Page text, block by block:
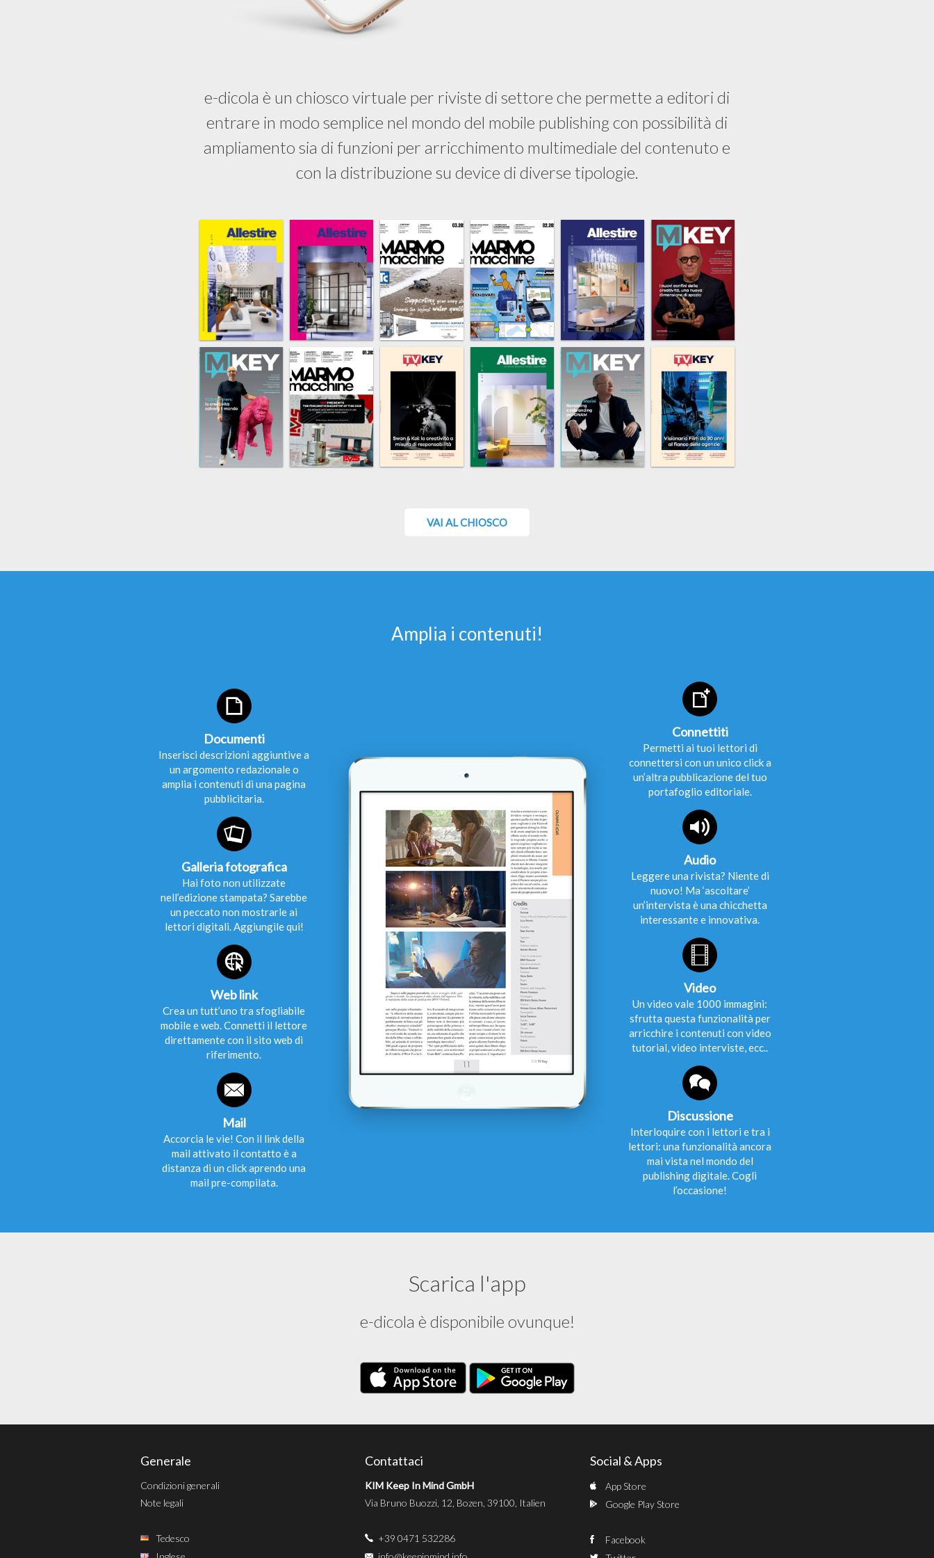
e-dicola è un chiosco virtuale per riviste di settore che permette a editori di
entrare in modo semplice nel mondo del mobile publishing con possibilità di
ampliamento sia di funzioni per arricchimento multimediale del contenuto e
con la distribuzione su device di diverse tipologie.
VAI AL CHIOSCO
Amplia i contenuti!
Documenti
Inserisci descrizioni aggiuntive a
un argomento redazionale o
amplia i contenuti di una pagina
pubblicitaria.
Galleria fotografica
Hai foto non utilizzate
nell’edizione stampata? Sarebbe
un peccato non mostrarle ai
lettori digitali. Aggiungile qui!
Web link
Crea un tutt’uno tra sfogliabile
mobile e web. Connetti il lettore
direttamente con il sito web di
riferimento.
Mail
Accorcia le vie! Con il link della
mail attivato il contatto è a
distanza di un click aprendo una
mail pre-compilata.
Connettiti
Permetti ai tuoi lettori di
connettersi con un unico click a
un’altra pubblicazione del tuo
portafoglio editoriale.
Audio
Leggere una rivista? Niente di
nuovo! Ma ‘ascoltare’
un’intervista è una chicchetta
interessante e innovativa.
Video
Un video vale 1000 immagini:
sfrutta questa funzionalità per
arricchire i contenuti con video
tutorial, video interviste, ecc..
Discussione
Interloquire con i lettori e tra i
lettori: una funzionalità ancora
mai vista nel mondo del
publishing digitale. Cogli
l’occasione!
Scarica l'app
e-dicola è disponibile ovunque!
Generale
Condizioni generali
Note legali
Tedesco
Contattaci
KIM Keep In Mind GmbH
Via Bruno Buozzi, 12, Bozen, 39100, Italien
+39 0471 532286
Social & Apps
App Store
Google Play Store
Facebook